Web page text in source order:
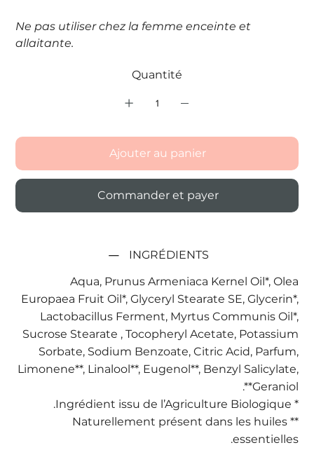
Ne pas utiliser chez la femme enceinte et
allaitante.
Quantité
Ajouter au panier
Commander et payer
INGRÉDIENTS
Aqua, Prunus Armeniaca Kernel Oil*, Olea
Europaea Fruit Oil*, Glyceryl Stearate SE, Glycerin*,
Lactobacillus Ferment, Myrtus Communis Oil*,
Sucrose Stearate , Tocopheryl Acetate, Potassium
Sorbate, Sodium Benzoate, Citric Acid, Parfum,
Limonene**, Linalool**, Eugenol**, Benzyl Salicylate,
Geraniol**.
* Ingrédient issu de l’Agriculture Biologique.
** Naturellement présent dans les huiles
essentielles.